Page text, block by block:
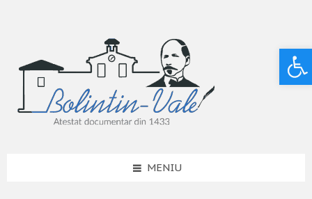
MENIU
Deschide bara de unelte